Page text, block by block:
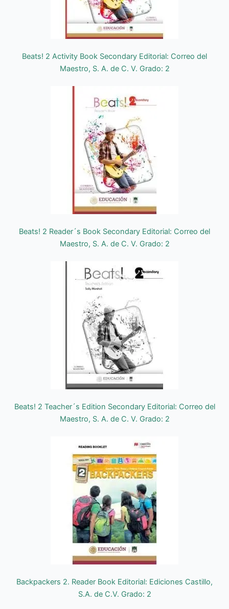
Beats! 2 Activity Book Secondary Editorial: Correo del
Maestro, S. A. de C. V. Grado: 2
Beats! 2 Reader´s Book Secondary Editorial: Correo del
Maestro, S. A. de C. V. Grado: 2
Beats! 2 Teacher´s Edition Secondary Editorial: Correo del
Maestro, S. A. de C. V. Grado: 2
Backpackers 2. Reader Book Editorial: Ediciones Castillo,
S.A. de C.V. Grado: 2